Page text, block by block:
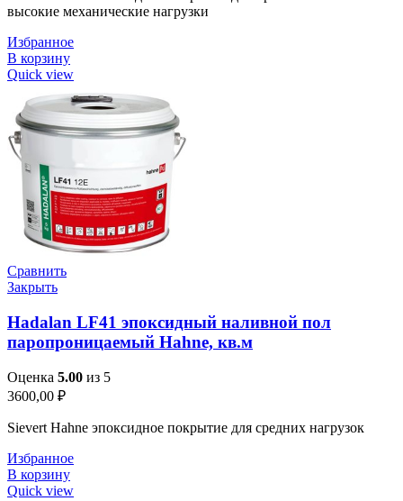
высокие механические нагрузки
Избранное
В корзину
Quick view
Сравнить
Закрыть
Hadalan LF41 эпоксидный наливной пол
паропроницаемый Hahne, кв.м
Оценка 5.00 из 5
3600,00 ₽
Sievert Hahne эпоксидное покрытие для средних нагрузок
Избранное
В корзину
Quick view